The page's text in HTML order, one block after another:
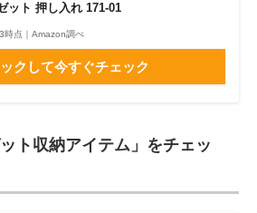
ット 押し入れ 171-01
点｜Amazon調べ
クして今すぐチェック
ト収納アイテム」をチェッ